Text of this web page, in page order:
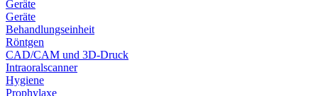
Geräte
Geräte
Behandlungseinheit
Röntgen
CAD/CAM und 3D-Druck
Intraoralscanner
Hygiene
Prophylaxe